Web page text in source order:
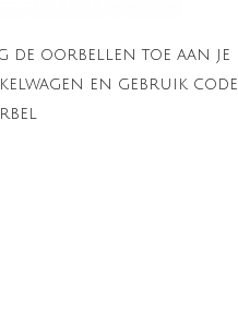
de oorbellen toe aan je
en gebruik code